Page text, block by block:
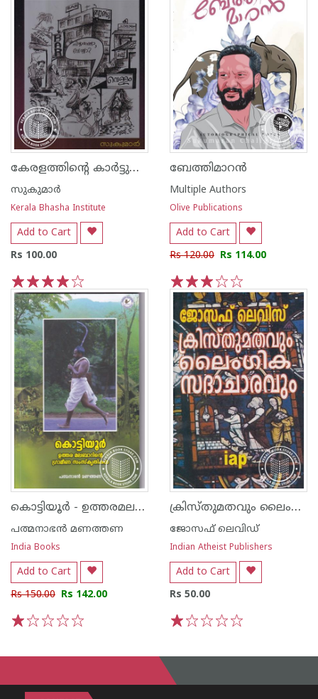
കേരളത്തിന്റെ കാര്‍ട്ടുണ്‍ ചരിത്രം
സുകുമാര്‍
Kerala Bhasha Institute
Add to Cart
Rs 100.00
5
4
3
2
1
ബേത്തിമാറന്‍
Multiple Authors
Olive Publications
Add to Cart
Rs 120.00 Rs 114.00
5
4
3
2
1
കൊട്ടിയൂര്‍ - ഉത്തരമലബാറിന്റെ ഗ്രാമീണ സംസ്കൃതികള്‍
പത്മനാഭന്‍ മണത്തണ
India Books
Add to Cart
Rs 150.00 Rs 142.00
ക്രിസ്തുമതവും ലൈംഗിക സദാചാരവും
ജോസഫ് ലെവിഡ്
Indian Atheist Publishers
Add to Cart
Rs 50.00